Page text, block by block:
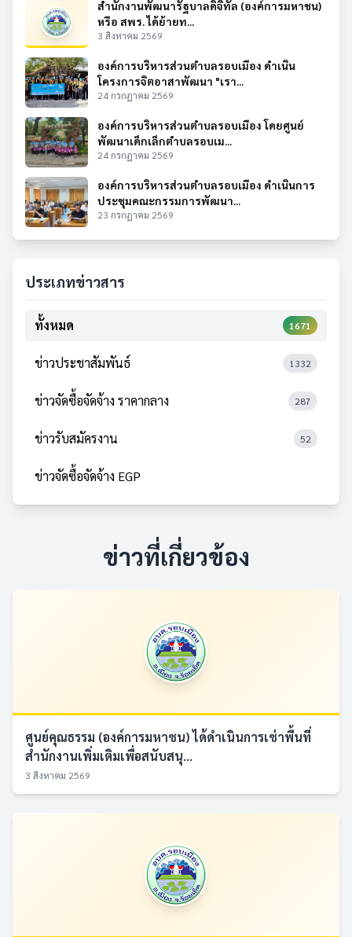
สำนักงานพัฒนารัฐบาลดิจิทัล (องค์การมหาชน)
หรือ สพร. ได้ย้ายท...
3 สิงหาคม 2569
องค์การบริหารส่วนตำบลรอบเมือง ดำเนิน
โครงการจิตอาสาพัฒนา "เรา...
24 กรกฎาคม 2569
องค์การบริหารส่วนตำบลรอบเมือง โดยศูนย์
พัฒนาเด็กเล็กตำบลรอบเม...
24 กรกฎาคม 2569
องค์การบริหารส่วนตำบลรอบเมือง ดำเนินการ
ประชุมคณะกรรมการพัฒนา...
23 กรกฎาคม 2569
ประเภทข่าวสาร
ทั้งหมด 1671
ข่าวประชาสัมพันธ์ 1332
ข่าวจัดซื้อจัดจ้าง ราคากลาง 287
ข่าวรับสมัครงาน 52
ข่าวจัดซื้อจัดจ้าง EGP
ข่าวที่เกี่ยวข้อง
ศูนย์คุณธรรม (องค์การมหาชน) ได้ดำเนินการเช่าพื้นที่
สำนักงานเพิ่มเติมเพื่อสนับสนุ...
3 สิงหาคม 2569